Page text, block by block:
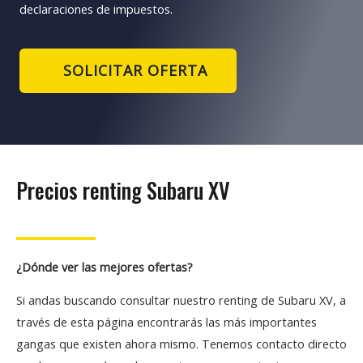
declaraciones de impuestos.
SOLICITAR OFERTA
Precios renting Subaru XV
¿Dónde ver las mejores ofertas?
Si andas buscando consultar nuestro renting de Subaru XV, a
través de esta página encontrarás las más importantes
gangas que existen ahora mismo. Tenemos contacto directo